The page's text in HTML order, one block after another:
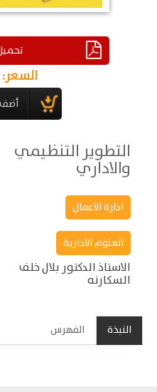
التطوير التنظيمي
والاداري
ادارة الاعمال
العلوم الادارية
الاستاذ الدكتور بلال خلف
السكارنه
النبذة الفهرس